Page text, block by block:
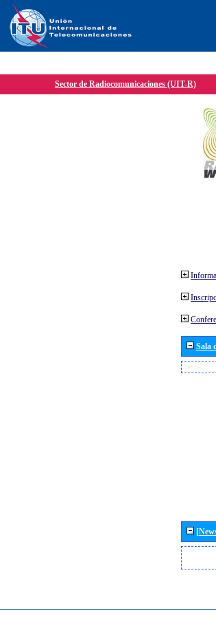
Sector de Radiocomunicaciones (UIT-R)
Sala